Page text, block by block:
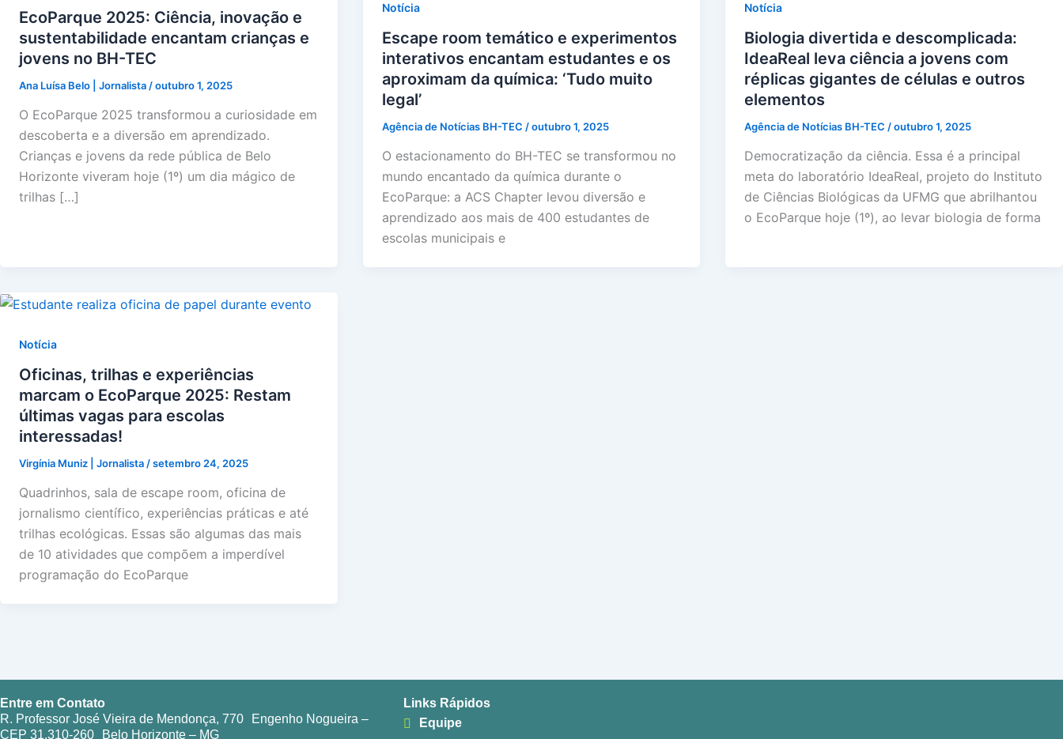
EcoParque 2025: Ciência, inovação e
sustentabilidade encantam crianças e
jovens no BH-TEC
Ana Luísa Belo | Jornalista /outubro 1, 2025
O EcoParque 2025 transformou a curiosidade em
descoberta e a diversão em aprendizado.
Crianças e jovens da rede pública de Belo
Horizonte viveram hoje (1º) um dia mágico de
trilhas […]
Notícia
Escape room temático e experimentos
interativos encantam estudantes e os
aproximam da química: ‘Tudo muito
legal’
Agência de Notícias BH-TEC /outubro 1, 2025
O estacionamento do BH-TEC se transformou no
mundo encantado da química durante o
EcoParque: a ACS Chapter levou diversão e
aprendizado aos mais de 400 estudantes de
escolas municipais e
Notícia
Biologia divertida e descomplicada:
IdeaReal leva ciência a jovens com
réplicas gigantes de células e outros
elementos
Agência de Notícias BH-TEC /outubro 1, 2025
Democratização da ciência. Essa é a principal
meta do laboratório IdeaReal, projeto do Instituto
de Ciências Biológicas da UFMG que abrilhantou
o EcoParque hoje (1º), ao levar biologia de forma
Notícia
Oficinas, trilhas e experiências
marcam o EcoParque 2025: Restam
últimas vagas para escolas
interessadas!
Virgínia Muniz | Jornalista /setembro 24, 2025
Quadrinhos, sala de escape room, oficina de
jornalismo científico, experiências práticas e até
trilhas ecológicas. Essas são algumas das mais
de 10 atividades que compõem a imperdível
programação do EcoParque
Entre em Contato
R. Professor José Vieira de Mendonça, 770 Engenho Nogueira –
CEP 31.310-260 Belo Horizonte – MG
Links Rápidos
Equipe